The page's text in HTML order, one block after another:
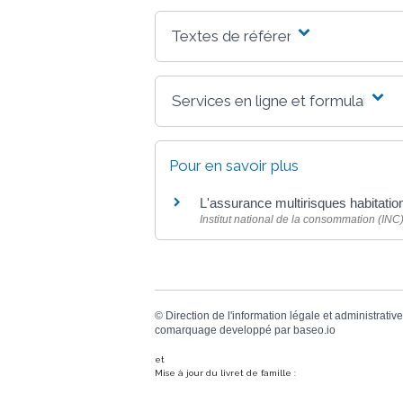
Textes de référence
Services en ligne et formulaires
Pour en savoir plus
L'assurance multirisques
Institut national de la consommation (INC)
© Direction de l'information légale et administrative
comarquage developpé par baseo.io
et
Mise à jour du livret de famille :